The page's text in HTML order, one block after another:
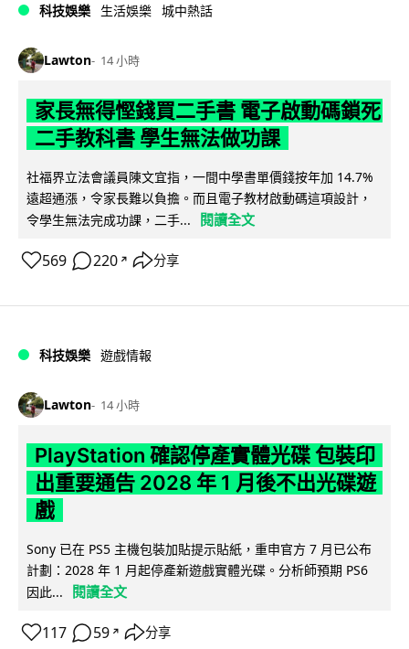
科技娛樂 生活娛樂 城中熱話
Lawton 14 小時
家長無得慳錢買二手書 電子啟動碼鎖死
二手教科書 學生無法做功課
社福界立法會議員陳文宜指，一間中學書單價錢按年加 14.7%
遠超通漲，令家長難以負擔。而且電子教材啟動碼這項設計，
令學生無法完成功課，二手...
閱讀全文
569 220 ↗ 分享
科技娛樂 遊戲情報
Lawton 14 小時
PlayStation 確認停產實體光碟 包裝印
出重要通告 2028 年 1 月後不出光碟遊
戲
Sony 已在 PS5 主機包裝加貼提示貼紙，重申官方 7 月已公布
計劃：2028 年 1 月起停產新遊戲實體光碟。分析師預期 PS6
因此...
閱讀全文
117 59 ↗ 分享